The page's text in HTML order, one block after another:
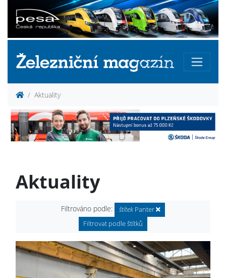
Aktuality
Aktuality
Filtrováno podle: štítek Panter
Filtrovat podle štítků